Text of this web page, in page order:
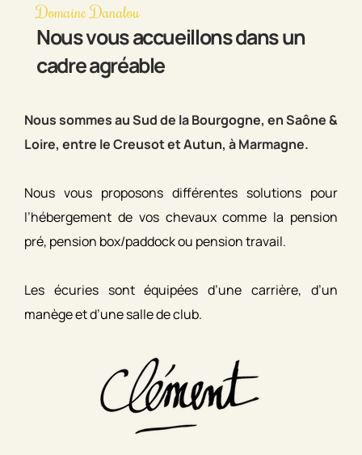
Domaine Danalou
Nous vous accueillons dans un
cadre agréable
Nous sommes au Sud de la Bourgogne, en Saône &
Loire, entre le Creusot et Autun, à Marmagne.
Nous vous proposons différentes solutions pour
l’hébergement de vos chevaux comme la pension
pré, pension box/paddock ou pension travail.
Les écuries sont équipées d’une carrière, d’un
manège et d’une salle de club.